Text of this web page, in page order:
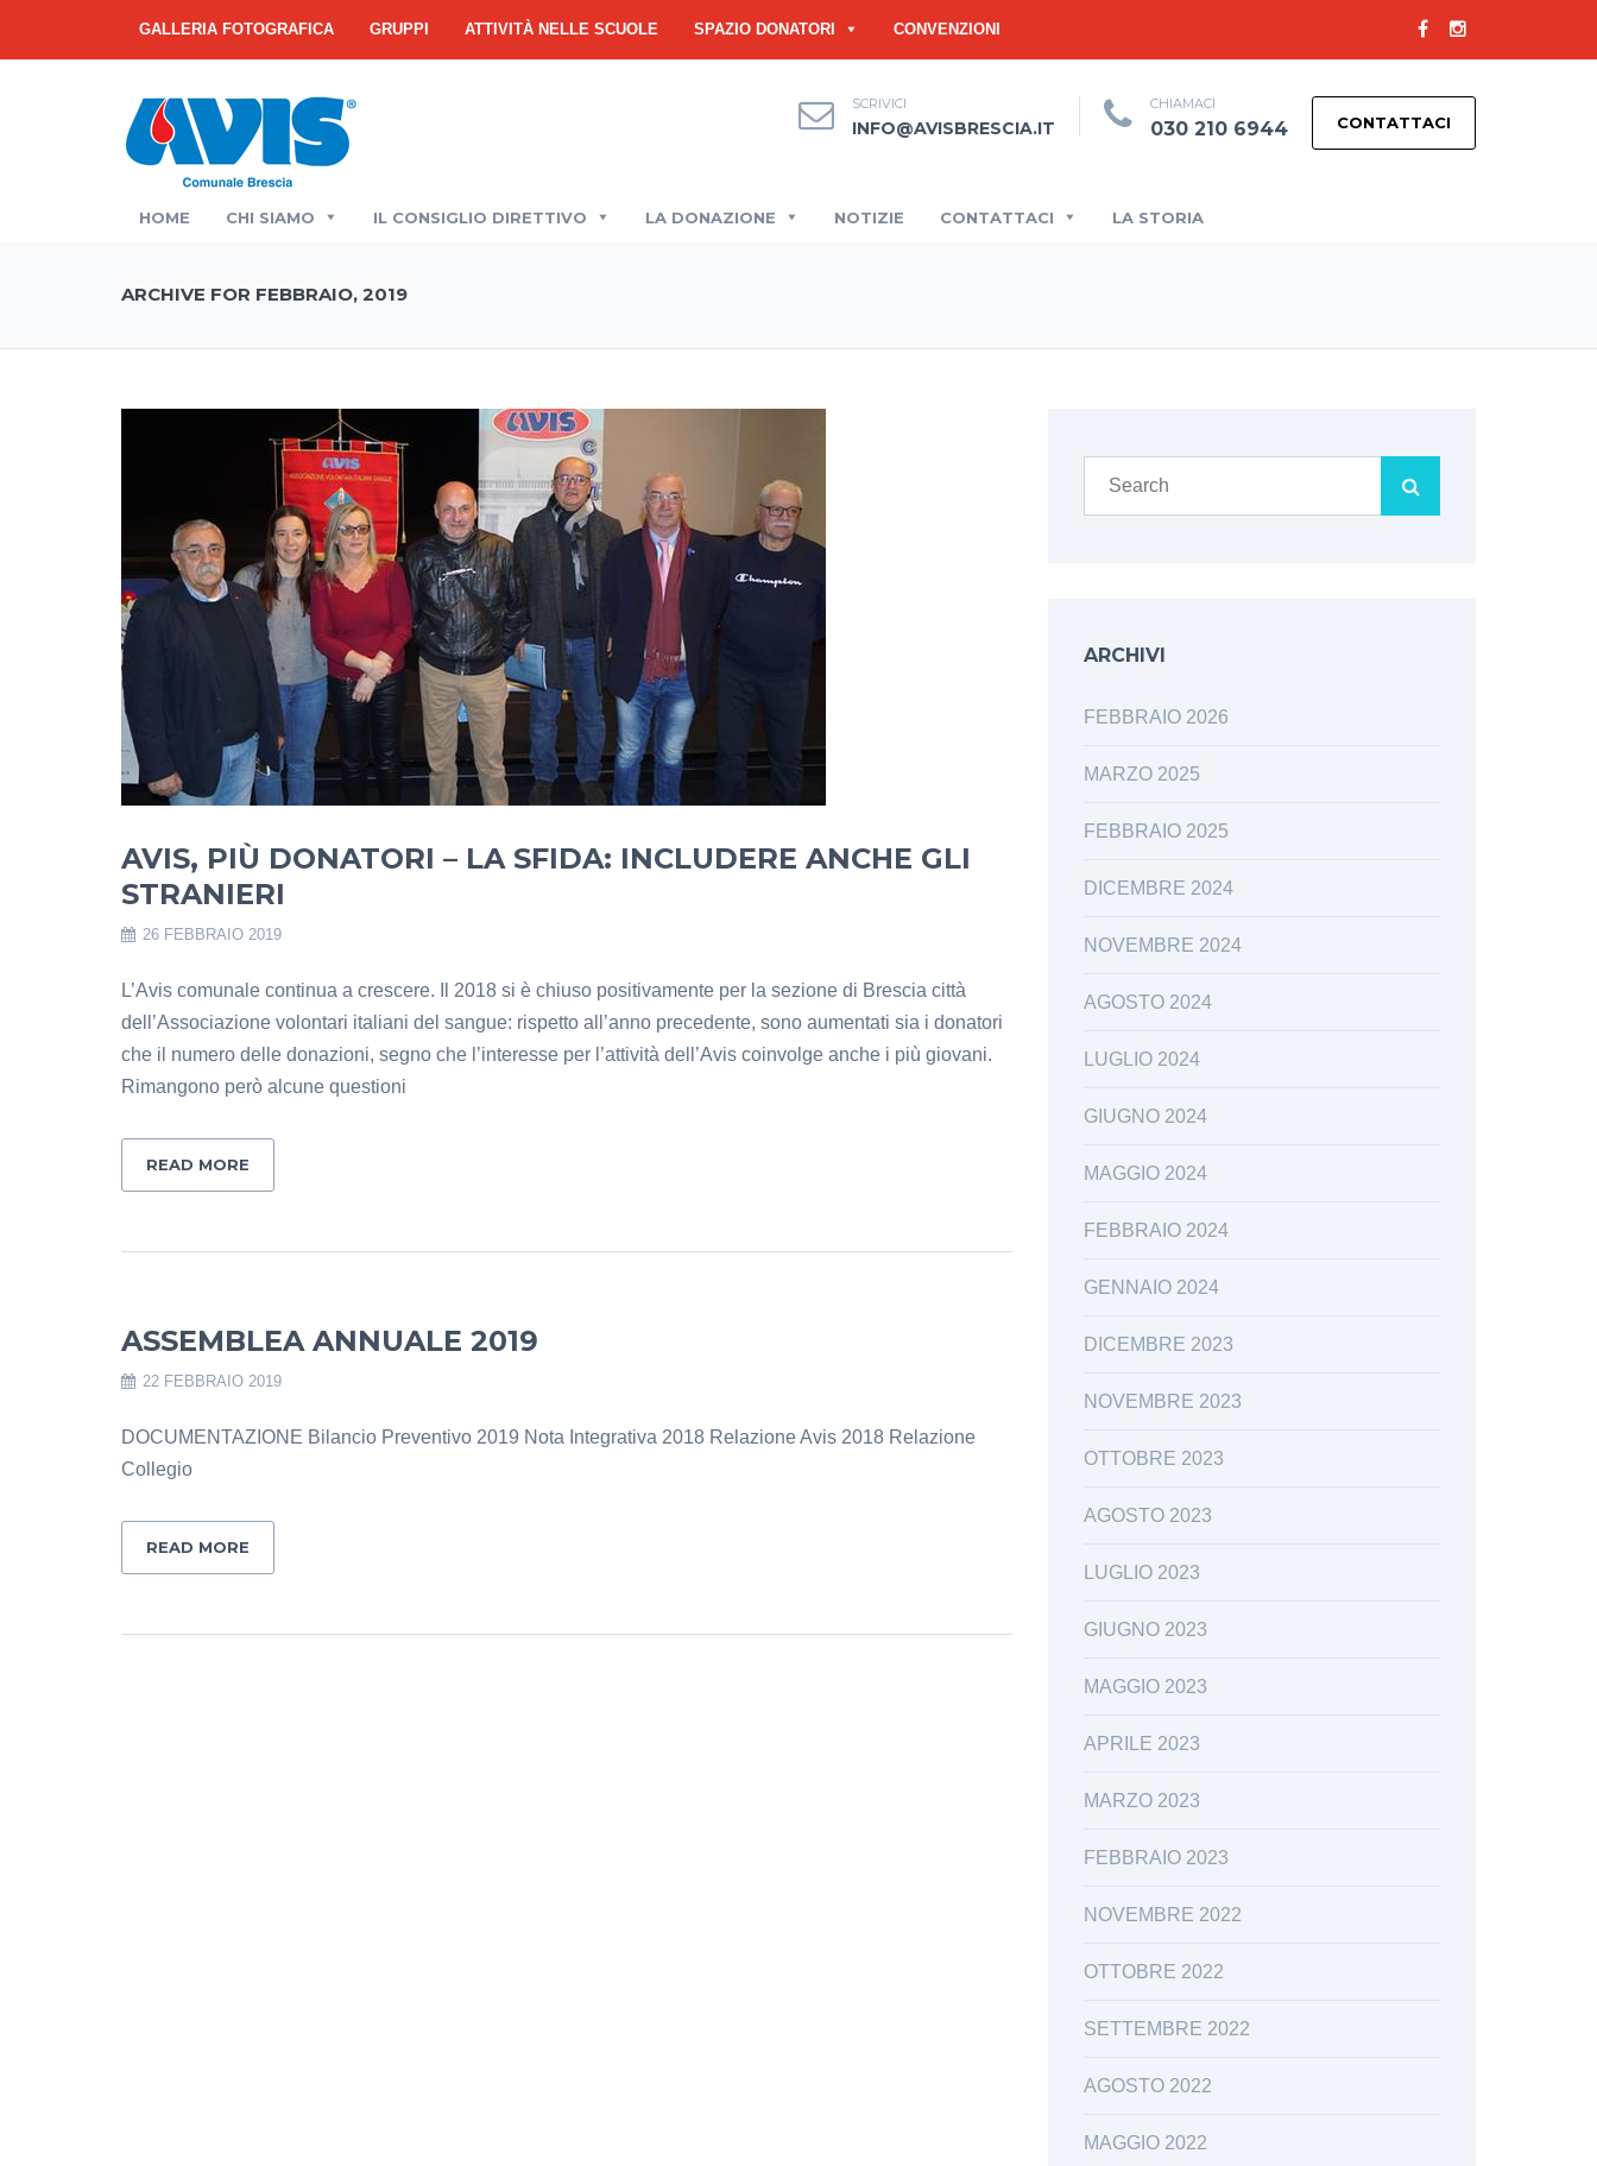
GALLERIA FOTOGRAFICA GRUPPI ATTIVITÀ NELLE SCUOLE SPAZIO DONATORI CONVENZIONI
SCRIVICI
INFO@AVISBRESCIA.IT
CHIAMACI
030 210 6944 CONTATTACI
HOME CHI SIAMO IL CONSIGLIO DIRETTIVO LA DONAZIONE NOTIZIE CONTATTACI LA STORIA
ARCHIVE FOR FEBBRAIO, 2019
AVIS, PIÙ DONATORI – LA SFIDA: INCLUDERE ANCHE GLI
STRANIERI
26 FEBBRAIO 2019
L’Avis comunale continua a crescere. Il 2018 si è chiuso positivamente per la sezione di Brescia città
dell’Associazione volontari italiani del sangue: rispetto all’anno precedente, sono aumentati sia i donatori
che il numero delle donazioni, segno che l’interesse per l’attività dell’Avis coinvolge anche i più giovani.
Rimangono però alcune questioni
READ MORE
ASSEMBLEA ANNUALE 2019
22 FEBBRAIO 2019
DOCUMENTAZIONE Bilancio Preventivo 2019 Nota Integrativa 2018 Relazione Avis 2018 Relazione
Collegio
READ MORE
ARCHIVI
FEBBRAIO 2026
MARZO 2025
FEBBRAIO 2025
DICEMBRE 2024
NOVEMBRE 2024
AGOSTO 2024
LUGLIO 2024
GIUGNO 2024
MAGGIO 2024
FEBBRAIO 2024
GENNAIO 2024
DICEMBRE 2023
NOVEMBRE 2023
OTTOBRE 2023
AGOSTO 2023
LUGLIO 2023
GIUGNO 2023
MAGGIO 2023
APRILE 2023
MARZO 2023
FEBBRAIO 2023
NOVEMBRE 2022
OTTOBRE 2022
SETTEMBRE 2022
AGOSTO 2022
MAGGIO 2022